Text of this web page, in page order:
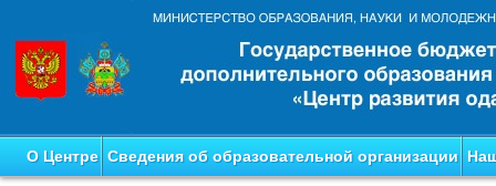
О Центре Сведения об образовательной организации